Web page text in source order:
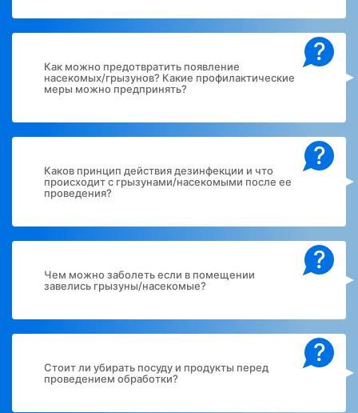
?
Как можно предотвратить появление
насекомых/грызунов? Какие профилактические
меры можно предпринять?
?
Каков принцип действия дезинфекции и что
происходит с грызунами/насекомыми после ее
проведения?
?
Чем можно заболеть если в помещении
завелись грызуны/насекомые?
?
Стоит ли убирать посуду и продукты перед
проведением обработки?